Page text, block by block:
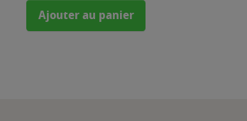
Ajouter au panier